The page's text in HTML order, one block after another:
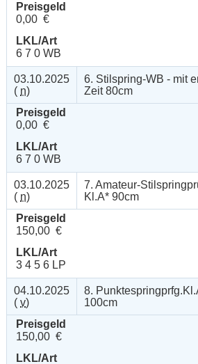
Preisgeld
0,00 €
LKL/Art
6 7 0 WB
03.10.2025
( n)
6. Stilspring-WB - mit
Zeit 80cm
Preisgeld
0,00 €
LKL/Art
6 7 0 WB
03.10.2025
( n)
7. Amateur-
Kl.A* 90cm
Preisgeld
150,00 €
LKL/Art
3 4 5 6 LP
04.10.2025
( v)
8.
100cm
Preisgeld
150,00 €
LKL/Art